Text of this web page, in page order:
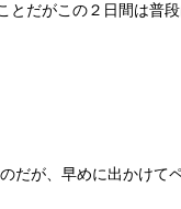
だがこの２日間は普
だが、早めに出かけて